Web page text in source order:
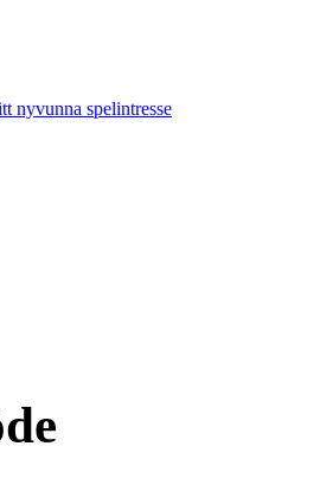
nyvunna spelintresse